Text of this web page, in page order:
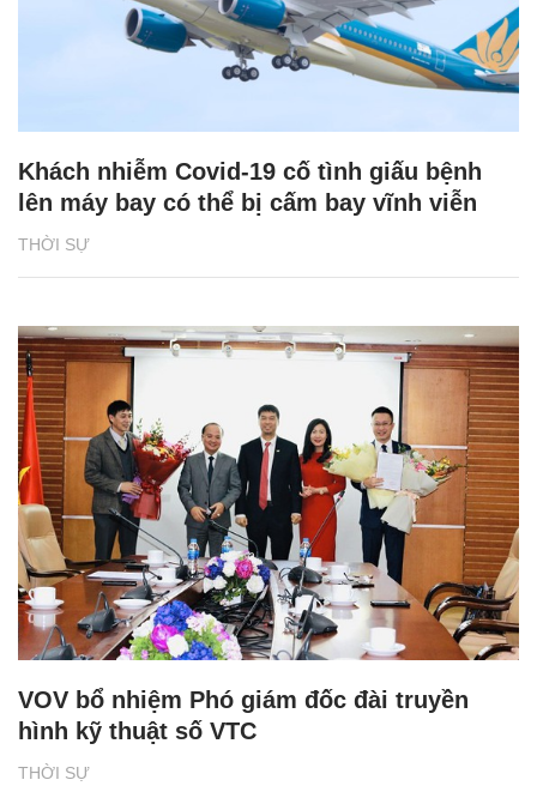
THỜI SỰ
Khách nhiễm Covid-19 cố tình giấu bệnh
lên máy bay có thể bị cấm bay vĩnh viễn
THỜI SỰ
VOV bổ nhiệm Phó giám đốc đài truyền
hình kỹ thuật số VTC